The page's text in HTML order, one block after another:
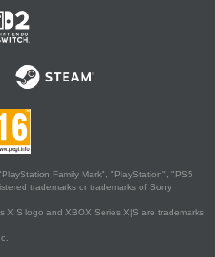
Family Mark", "PlayStation", "PS5
trademarks or trademarks of Sony
X|S logo and XBOX Series X|S are trademarks